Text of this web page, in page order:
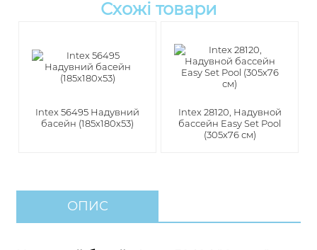
Схожі товари
Intex 56495 Надувний
басейн (185х180х53)
Intex 28120, Надувной
бассейн Easy Set Pool
(305х76 см)
ОПИС